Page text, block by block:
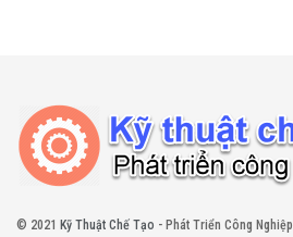
© 2021 Kỹ Thuật Chế Tạo - Phát Triển Công Nghiệp